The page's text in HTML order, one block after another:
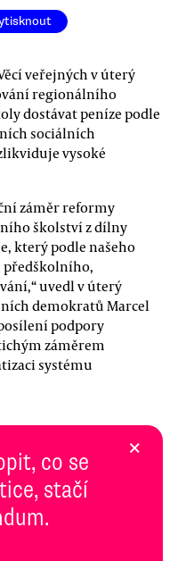
veřejných v úterý
regionálního
dostávat peníze podle
sociálních
vysoké
záměr reformy
školství z dílny
který podle našeho
předškolního,
uvedl v úterý
demokratů Marcel
podpory
záměrem
systému
co se
stačí
×